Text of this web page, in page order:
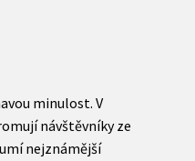
minulost. V
návštěvníky ze
nejznámější